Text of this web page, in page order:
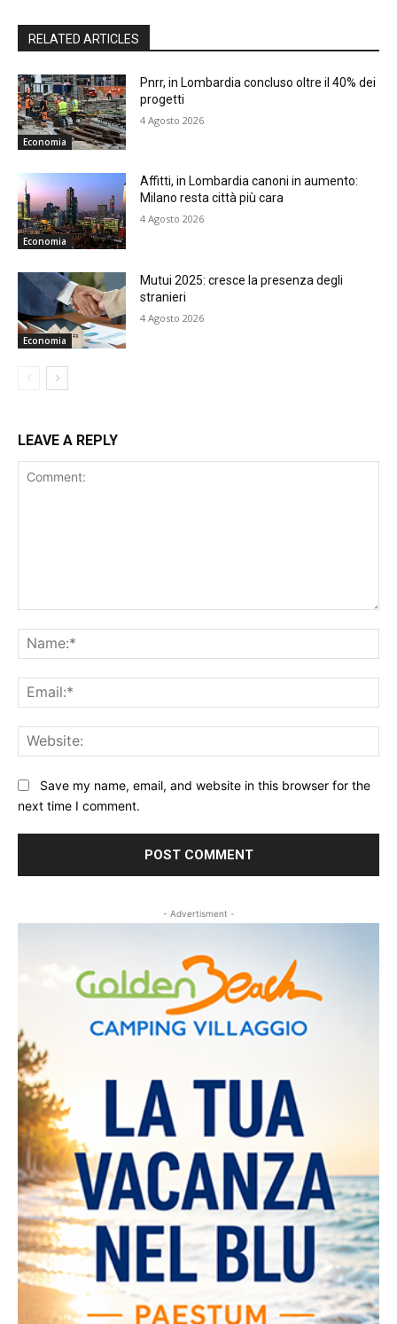
RELATED ARTICLES
Economia
Pnrr, in Lombardia concluso oltre il 40% dei
progetti
4 Agosto 2026
Economia
Affitti, in Lombardia canoni in aumento:
Milano resta città più cara
4 Agosto 2026
Economia
Mutui 2025: cresce la presenza degli
stranieri
4 Agosto 2026
LEAVE A REPLY
Save my name, email, and website in this browser for the
next time I comment.
- Advertisment -